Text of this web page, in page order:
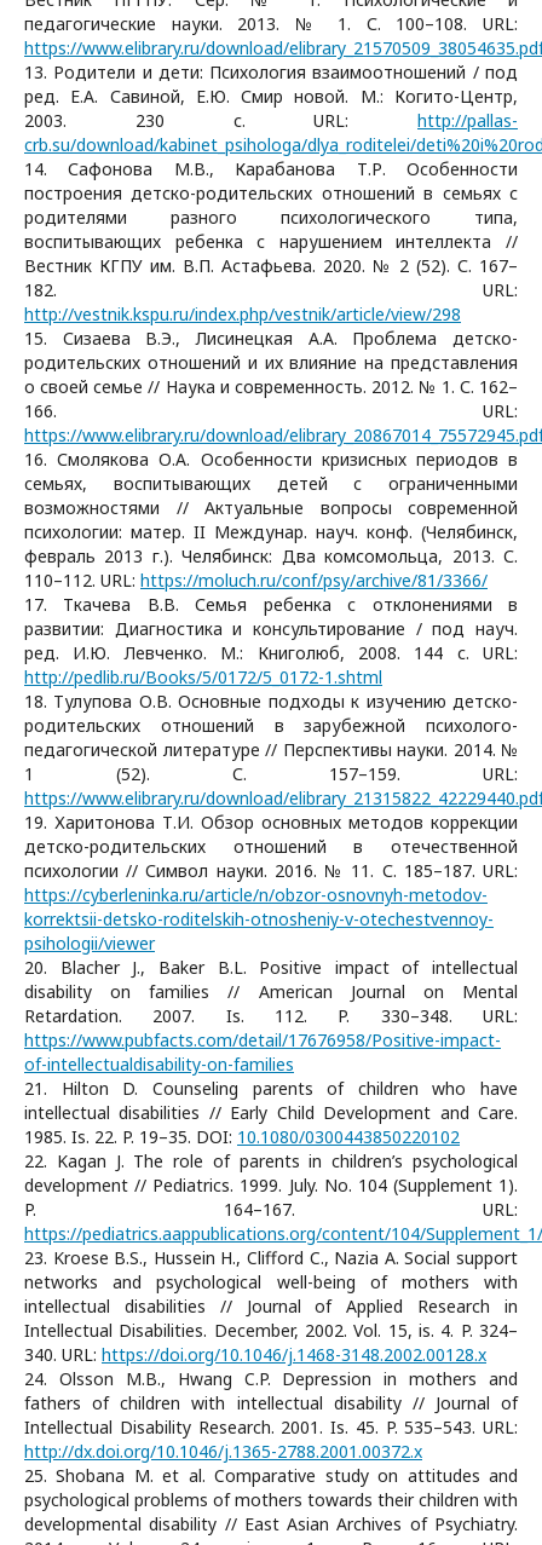
педагогические науки. 2013. № 1. С. 100–108. URL:
https://www.elibrary.ru/download/
13. Родители и дети: Психология взаимоотношений / под
ред. Е.А. Савиной, Е.Ю. Смир новой. М.: Когито-Центр,
2003. 230 с. URL: http://pallas-
crb.su/download/kabinet_psihologa/dlya_roditelei/
14. Сафонова М.В., Карабанова Т.Р. Особенности
построения детско-родительских отношений в семьях с
родителями разного психологического типа,
воспитывающих ребенка с нарушением интеллекта //
Вестник КГПУ им. В.П. Астафьева. 2020. № 2 (52). С. 167–
182. URL:
http://vestnik.kspu.ru/index.php/vestnik/article/view/298
15. Сизаева В.Э., Лисинецкая А.А. Проблема детско-
родительских отношений и их влияние на представления
о своей семье // Наука и современность. 2012. № 1. С. 162–
166. URL:
https://www.elibrary.ru/download/
16. Смолякова О.А. Особенности кризисных периодов в
семьях, воспитывающих детей с ограниченными
возможностями // Актуальные вопросы современной
психологии: матер. II Междунар. науч. конф. (Челябинск,
февраль 2013 г.). Челябинск: Два комсомольца, 2013. С.
110–112. URL: https://moluch.ru/conf/psy/archive/81/3366/
17. Ткачева В.В. Семья ребенка с отклонениями в
развитии: Диагностика и консультирование / под науч.
ред. И.Ю. Левченко. М.: Книголюб, 2008. 144 с. URL:
http://pedlib.ru/Books/5/0172/5_0172-1.shtml
18. Тулупова О.В. Основные подходы к изучению детско-
родительских отношений в зарубежной психолого-
педагогической литературе // Перспективы науки. 2014. №
1 (52). С. 157–159. URL:
https://www.elibrary.ru/download/
19. Харитонова Т.И. Обзор основных методов коррекции
детско-родительских отношений в отечественной
психологии // Символ науки. 2016. № 11. С. 185–187. URL:
https://cyberleninka.ru/article/n/obzor-osnovnyh-metodov-
korrektsii-detsko-roditelskih-otnosheniy-v-otechestvennoy-
psihologii/viewer
20. Blacher J., Baker B.L. Positive impact of intellectual
disability on families // American Journal on Mental
Retardation. 2007. Is. 112. P. 330–348. URL:
https://www.pubfacts.com/detail/17676958/Positive-impact-
of-intellectualdisability-on-families
21. Hilton D. Counseling parents of children who have
intellectual disabilities // Early Child Development and Care.
1985. Is. 22. P. 19–35. DOI: 10.1080/0300443850220102
22. Kagan J. The role of parents in children’s psychological
development // Pediatrics. 1999. July. No. 104 (Supplement 1).
P. 164–167. URL:
https://pediatrics.aappublications.org/content/104/
23. Kroese B.S., Hussein H., Clifford C., Nazia A. Social support
networks and psychological well-being of mothers with
intellectual disabilities // Journal of Applied Research in
Intellectual Disabilities. December, 2002. Vol. 15, is. 4. P. 324–
340. URL: https://doi.org/10.1046/j.1468-3148.2002.00128.x
24. Olsson M.B., Hwang C.P. Depression in mothers and
fathers of children with intellectual disability // Journal of
Intellectual Disability Research. 2001. Is. 45. P. 535–543. URL:
http://dx.doi.org/10.1046/j.1365-2788.2001.00372.x
25. Shobana M. et al. Comparative study on attitudes and
psychological problems of mothers towards their children with
developmental disability // East Asian Archives of Psychiatry.